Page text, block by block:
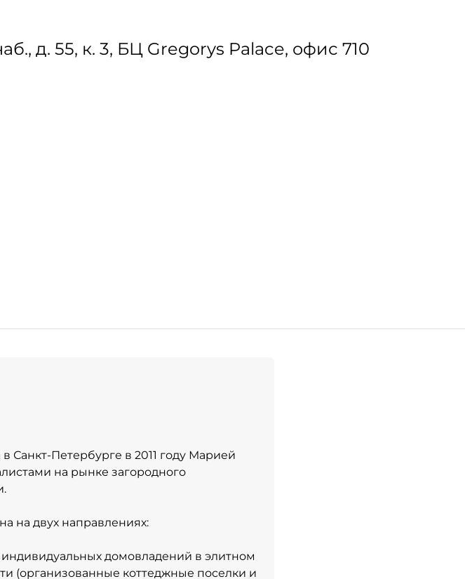
д. 55, к. 3, БЦ Gregorys Palace, офис 710
Санкт-Петербурге в 2011 году Марией
на рынке загородного
на двух направлениях:
домовладений в элитном
(организованные коттеджные поселки и